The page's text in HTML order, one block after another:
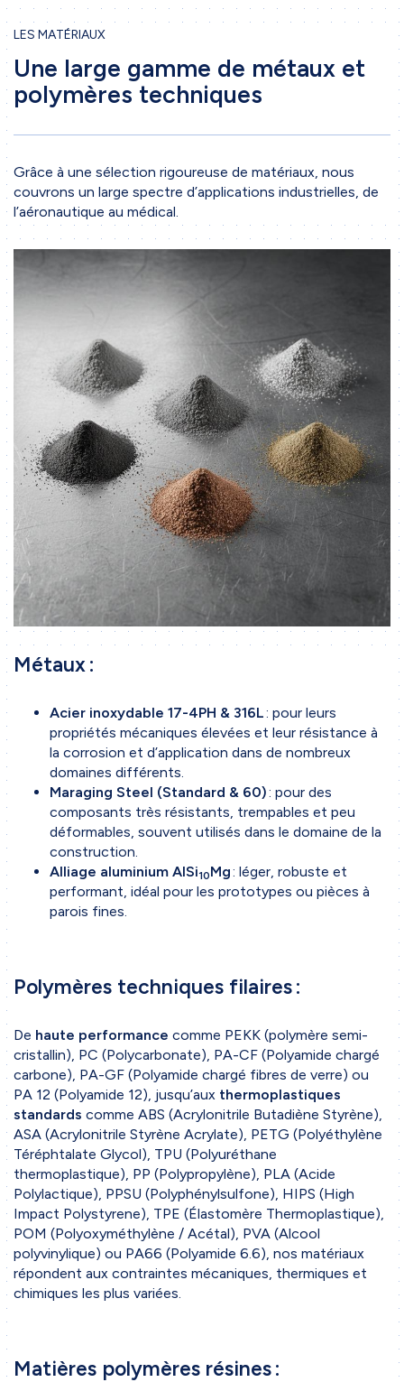
Secteurs d'activité
Contact
Formulaire de contact
LES MATÉRIAUX
Une large gamme de métaux et
polymères techniques
Grâce à une sélection rigoureuse de matériaux, nous
couvrons un large spectre d’applications industrielles, de
l’aéronautique au médical.
Métaux :
Acier inoxydable 17-4PH & 316L: pour leurs
propriétés mécaniques élevées et leur résistance à
la corrosion et d’application dans de nombreux
domaines différents.
Maraging Steel (Standard & 60): pour des
composants très résistants, trempables et peu
déformables, souvent utilisés dans le domaine de la
construction.
Alliage aluminium AlSi10Mg: léger, robuste et
performant, idéal pour les prototypes ou pièces à
parois fines.
Polymères techniques filaires :
De haute performance comme PEKK (polymère semi-
cristallin), PC (Polycarbonate), PA-CF (Polyamide chargé
carbone), PA-GF (Polyamide chargé fibres de verre) ou
PA 12 (Polyamide 12), jusqu’aux thermoplastiques
standards comme ABS (Acrylonitrile Butadiène Styrène),
ASA (Acrylonitrile Styrène Acrylate), PETG (Polyéthylène
Téréphtalate Glycol), TPU (Polyuréthane
thermoplastique), PP (Polypropylène), PLA (Acide
Polylactique), PPSU (Polyphénylsulfone), HIPS (High
Impact Polystyrene), TPE (Élastomère Thermoplastique),
POM (Polyoxyméthylène / Acétal), PVA (Alcool
polyvinylique) ou PA66 (Polyamide 6.6), nos matériaux
répondent aux contraintes mécaniques, thermiques et
chimiques les plus variées.
Matières polymères résines :